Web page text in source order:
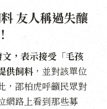
友人稱過失釀
，表示接受「毛孩
供飼料，並對該單位
，邵柏虎呼籲民眾對
網路上看到那些募